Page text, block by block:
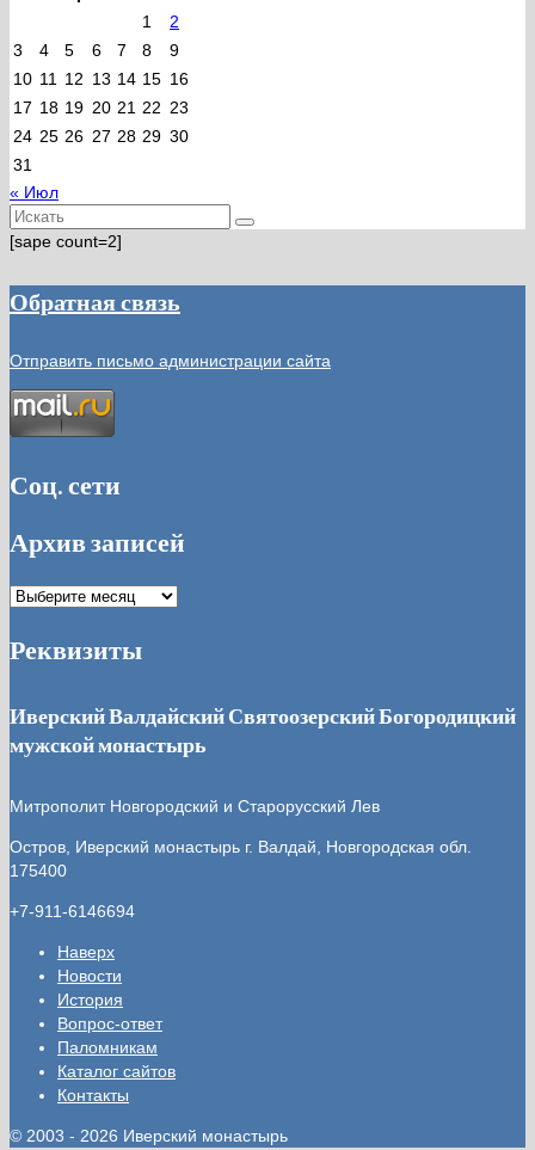
1
2
3
4 5 6 7 8
9
10 11 12 13 14 15 16
17 18 19 20 21 22 23
24 25 26 27 28 29 30
31
« Июл
Искать:
[sape count=2]
Обратная связь
Отправить письмо администрации сайта
Соц. сети
Архив записей
Архив
Реквизиты
Иверский Валдайский Святоозерский Богородицкий
мужской монастырь
Митрополит Новгородский и Старорусский Лев
Остров, Иверский монастырь г. Валдай, Новгородская обл.
175400
+7-911-6146694
Наверх
Новости
История
Вопрос-ответ
Паломникам
Каталог сайтов
Контакты
© 2003 - 2026 Иверский монастырь